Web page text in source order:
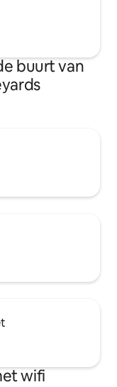
buurt van
wifi